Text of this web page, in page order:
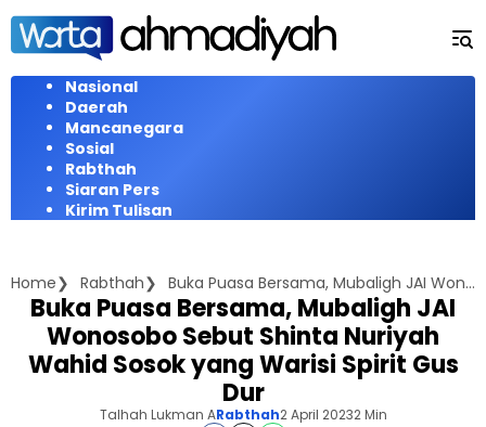
Langsung
konten
Nasional
Daerah
Mancanegara
Sosial
Rabthah
Siaran Pers
Kirim Tulisan
Home Rabthah Buka Puasa Bersama, Mubaligh JAI Wonosobo Sebut Shinta Nuriyah Wahid Sosok yang Warisi Spirit Gus Dur
Buka Puasa Bersama, Mubaligh JAI
Wonosobo Sebut Shinta Nuriyah
Wahid Sosok yang Warisi Spirit Gus
Dur
Talhah Lukman ARabthah2 April 20232 Min